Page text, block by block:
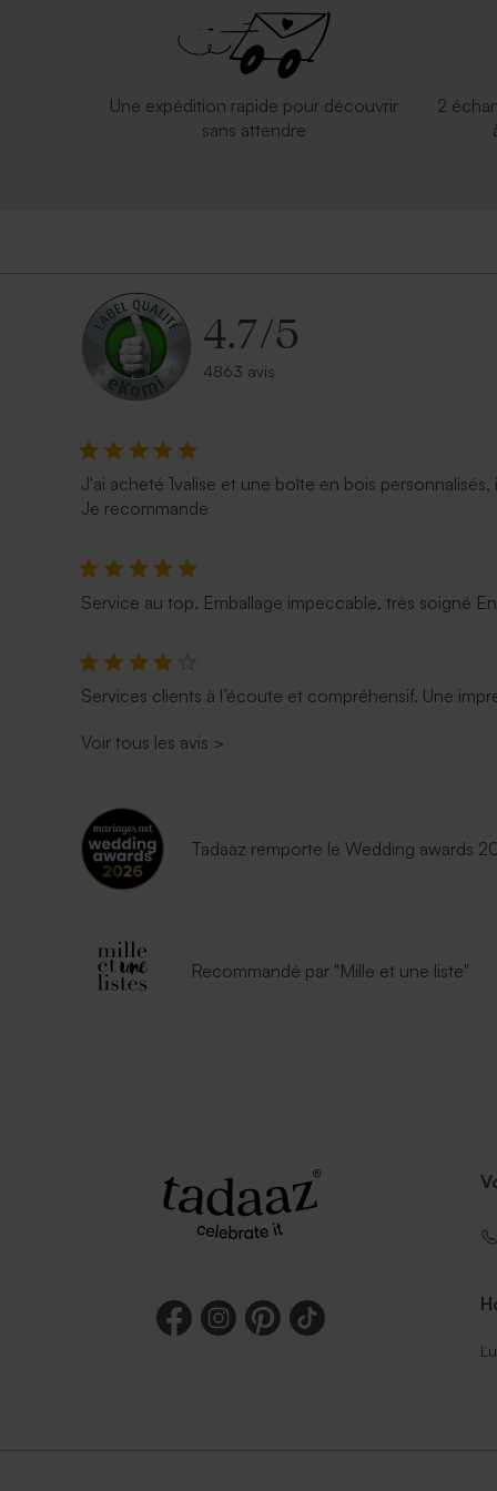
Une expédition rapide pour découvrir
sans attendre
2
4.7/5
4863 avis
J'ai acheté 1valise et une boîte en bois
Je recommande
Service au top. Emballage impeccable, très soigné
Services clients à l’écoute et compréhensif. Une
Voir tous les avis >
Tadaaz remporte le Wedding awards
Recommandé par "Mille et une liste"